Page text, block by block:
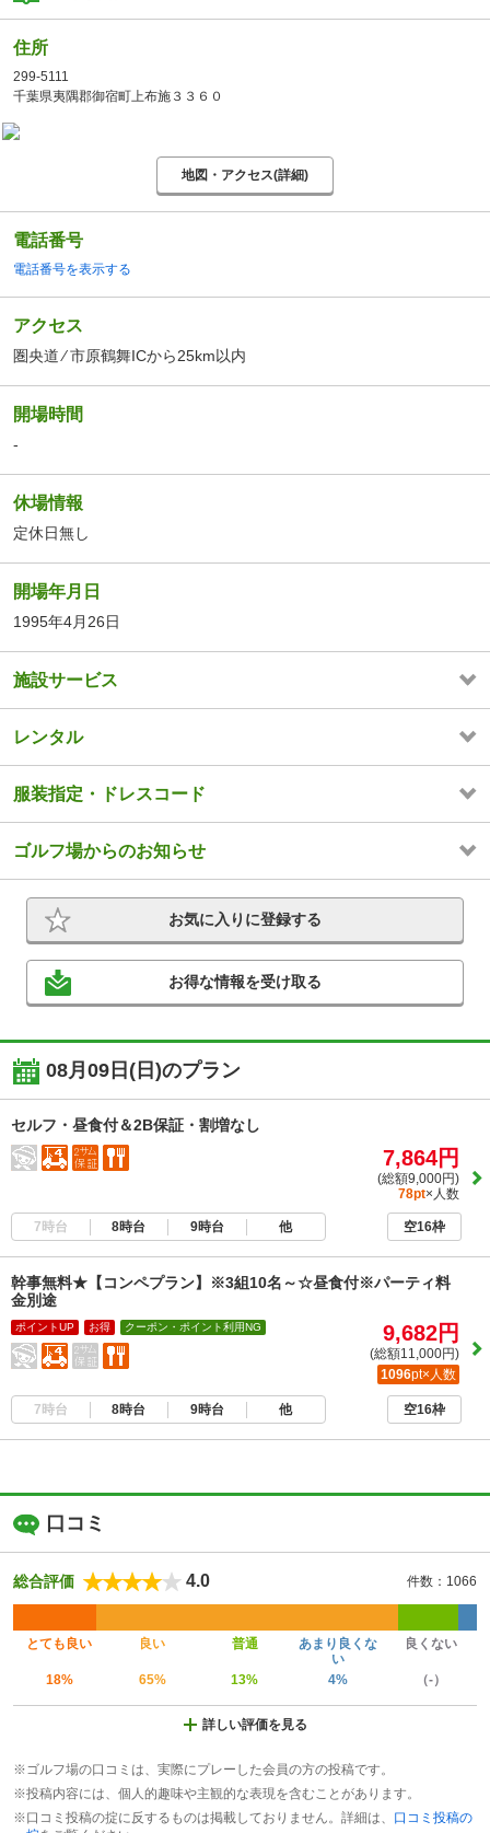
住所
299-5111
千葉県夷隅郡御宿町上布施３３６０
地図・アクセス(詳細)
電話番号
電話番号を表示する
アクセス
圏央道 ⁄ 市原鶴舞ICから25km以内
開場時間
-
休場情報
定休日無し
開場年月日
1995年4月26日
施設サービス
レンタル
服装指定・ドレスコード
ゴルフ場からのお知らせ
お気に入りに登録する
お得な情報を受け取る
08月09日(日)のプラン
セルフ・昼食付＆2B保証・割増なし
7,864円
(総額9,000円)
78pt×人数
7時台 8時台 9時台 他 空16枠
幹事無料★【コンペプラン】※3組10名～☆昼食付※パーティ料
金別途
ポイントUP お得 クーポン・ポイント利用NG 9,682円
(総額11,000円)
1096pt×人数
7時台 8時台 9時台 他 空16枠
口コミ
総合評価 4.0 件数：1066
とても良い 良い 普通
あまり良くな
い
良くない
18% 65% 13% 4% （-）
詳しい評価を見る
※ゴルフ場の口コミは、実際にプレーした会員の方の投稿です。
※投稿内容には、個人的趣味や主観的な表現を含むことがあります。
※口コミ投稿の掟に反するものは掲載しておりません。詳細は、 口コミ投稿の